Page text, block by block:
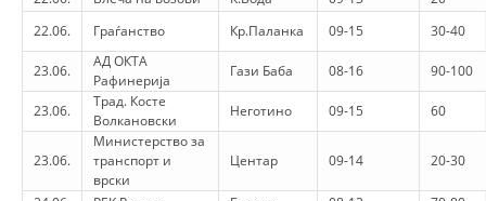
EDUCATIONAL AND INFORMATIVE MATERIAL
BROCHURES
PRESENTATIONS
22.06.
Граѓанство Кр.Паланка 09-15 30-40
23.06.
АД ОКТА
Рафинерија
Гази Баба 08-16 90-100
23.06.
Трад. Косте
Волкановски
Неготино 09-15 60
23.06.
Министерство за
транспорт и
врски
Центар 09-14 20-30